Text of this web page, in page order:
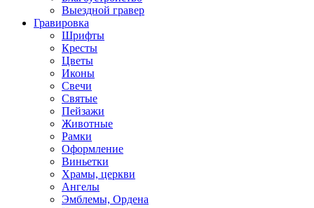
Выездной гравер
Гравировка
Шрифты
Кресты
Цветы
Иконы
Свечи
Святые
Пейзажи
Животные
Рамки
Оформление
Виньетки
Храмы, церкви
Ангелы
Эмблемы, Ордена